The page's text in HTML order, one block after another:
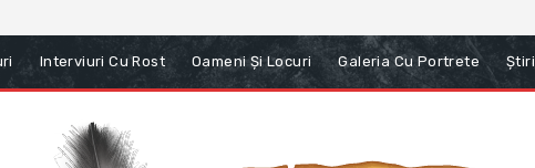
Interviuri Cu Rost Oameni Și Locuri Galeria Cu Portrete Știri